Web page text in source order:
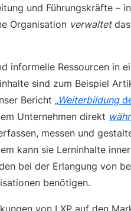
und Führungskräfte –
Organisation verwaltetdas
informelle Ressourcen in
sind zum Beispiel
Bericht „Weiterbildung
Unternehmen direkt
messen und
kann sie Lerninhalte
bei der Erlangung von
benötigen.
von LXP auf den